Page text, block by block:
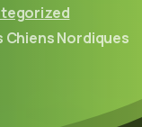
Chiens Nordiques